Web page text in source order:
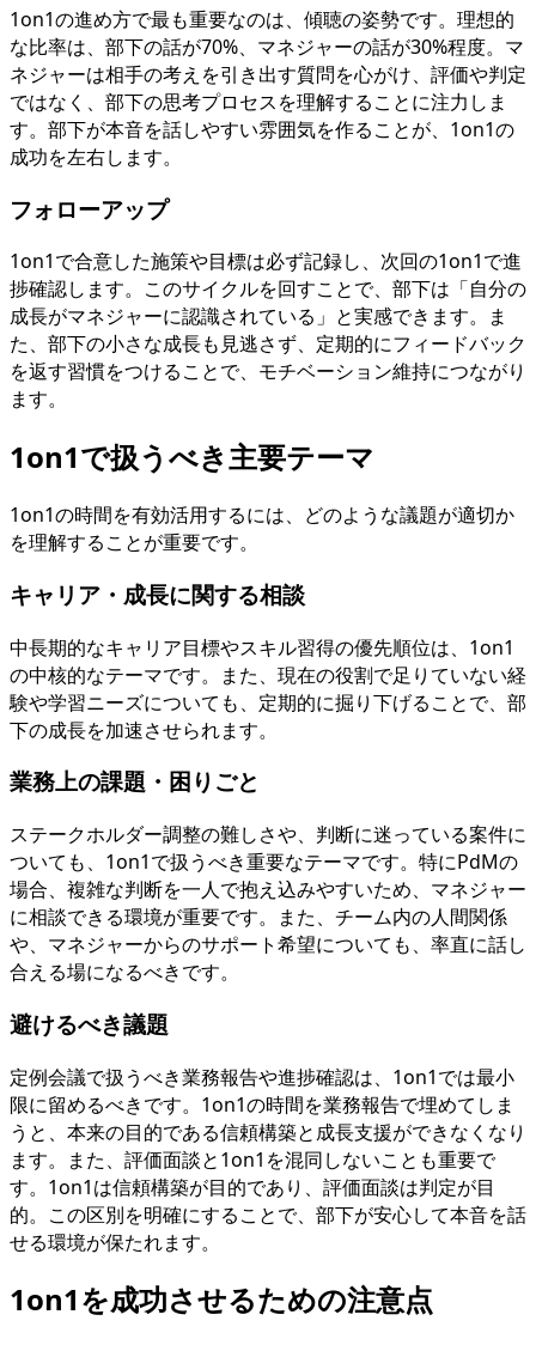
1on1の進め方で最も重要なのは、傾聴の姿勢です。理想的
な比率は、部下の話が70%、マネジャーの話が30%程度。マ
ネジャーは相手の考えを引き出す質問を心がけ、評価や判定
ではなく、部下の思考プロセスを理解することに注力しま
す。部下が本音を話しやすい雰囲気を作ることが、1on1の
成功を左右します。
フォローアップ
1on1で合意した施策や目標は必ず記録し、次回の1on1で進
捗確認します。このサイクルを回すことで、部下は「自分の
成長がマネジャーに認識されている」と実感できます。ま
た、部下の小さな成長も見逃さず、定期的にフィードバック
を返す習慣をつけることで、モチベーション維持につながり
ます。
1on1で扱うべき主要テーマ
1on1の時間を有効活用するには、どのような議題が適切か
を理解することが重要です。
キャリア・成長に関する相談
中長期的なキャリア目標やスキル習得の優先順位は、1on1
の中核的なテーマです。また、現在の役割で足りていない経
験や学習ニーズについても、定期的に掘り下げることで、部
下の成長を加速させられます。
業務上の課題・困りごと
ステークホルダー調整の難しさや、判断に迷っている案件に
ついても、1on1で扱うべき重要なテーマです。特にPdMの
場合、複雑な判断を一人で抱え込みやすいため、マネジャー
に相談できる環境が重要です。また、チーム内の人間関係
や、マネジャーからのサポート希望についても、率直に話し
合える場になるべきです。
避けるべき議題
定例会議で扱うべき業務報告や進捗確認は、1on1では最小
限に留めるべきです。1on1の時間を業務報告で埋めてしま
うと、本来の目的である信頼構築と成長支援ができなくなり
ます。また、評価面談と1on1を混同しないことも重要で
す。1on1は信頼構築が目的であり、評価面談は判定が目
的。この区別を明確にすることで、部下が安心して本音を話
せる環境が保たれます。
1on1を成功させるための注意点